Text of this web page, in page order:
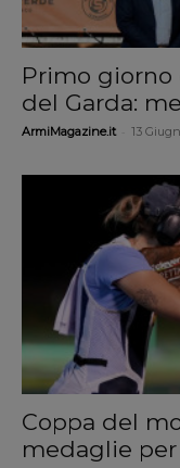
Primo giorno
del Garda:
ArmiMagazine.it 13
Coppa del
medaglie per